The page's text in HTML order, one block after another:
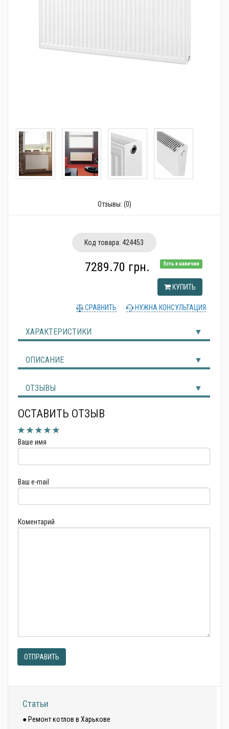
Отзывы: (0)
Код товара: 424453
Есть в наличии
7289.70 грн.
КУПИТЬ
СРАВНИТЬ НУЖНА КОНСУЛЬТАЦИЯ
ХАРАКТЕРИСТИКИ
ОПИСАНИЕ
ОТЗЫВЫ
ОСТАВИТЬ ОТЗЫВ
Ваше имя
Ваш e-mail
Коментарий
ОТПРАВИТЬ
Статьи
● Ремонт котлов в Харькове
Канализация
Трубы и фитинги
Баки
Полотенцесушители
Альтернативные источники энергии